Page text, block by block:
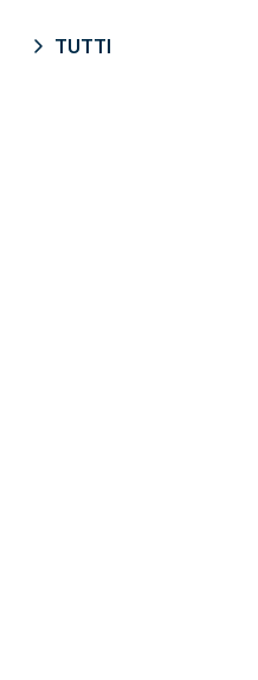
TUTTI